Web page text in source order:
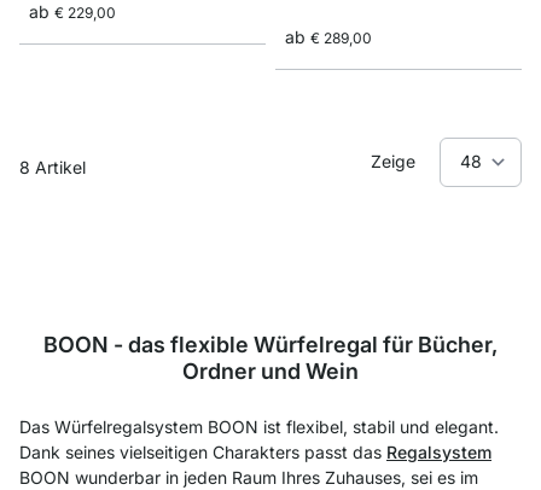
ab € 229,00
ab € 289,00
8 Artikel Zeige
BOON - das flexible Würfelregal für Bücher,
Ordner und Wein
Das Würfelregalsystem BOON ist flexibel, stabil und elegant.
Dank seines vielseitigen Charakters passt das Regalsystem
BOON wunderbar in jeden Raum Ihres Zuhauses, sei es im